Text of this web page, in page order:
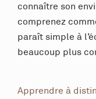
connaître son
comprenez
paraît simple à
beaucoup plus
Apprendre à